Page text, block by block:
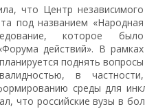
что Центр независимого
под названием «Народная
которое было
действий». В рамках
поднять вопросы
в частности,
среды для
что российские вузы в